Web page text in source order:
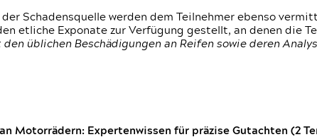
Schadensquelle werden dem Teilnehmer ebenso
etliche Exponate zur Verfügung gestellt, an denen die
üblichen Beschädigungen an Reifen sowie deren
Motorrädern: Expertenwissen für präzise Gutachten (2